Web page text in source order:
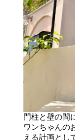
門柱と壁の間
ワンちゃんの
える計画とし